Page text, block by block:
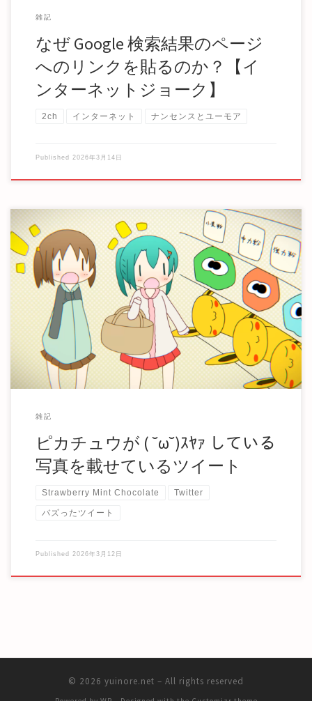
雑記
なぜ Google 検索結果のページ
へのリンクを貼るのか？【イ
ンターネットジョーク】
2ch インターネット ナンセンスとユーモア
Published 2026年3月14日
とても好きでなんとなくずっと探していた写真を、過去の画
像フォルダを漁っていたら突然見つけた。 ( ˘ […]
雑記
ピカチュウが ( ˘ω˘)ｽﾔｧ している
写真を載せているツイート
Strawberry Mint Chocolate Twitter
バズったツイート
Published 2026年3月12日
© 2026 yuinore.net – All rights reserved